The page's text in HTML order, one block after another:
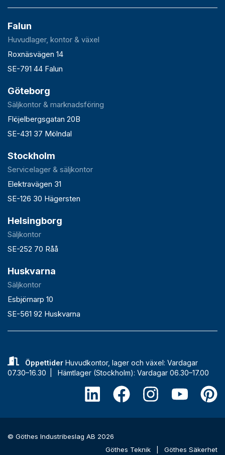
Falun
Huvudlager, kontor & växel
Roxnäsvägen 14
SE-791 44 Falun
Göteborg
Säljkontor & marknadsföring
Flöjelbergsgatan 20B
SE-431 37 Mölndal
Stockholm
Servicelager & säljkontor
Elektravägen 31
SE-126 30 Hägersten
Helsingborg
Säljkontor
SE-252 70 Råå
Huskvarna
Säljkontor
Esbjörnarp 10
SE-561 92 Huskvarna
ÖppettiderHuvudkontor, lager och växel: Vardagar
07.30–16.30 | Hämtlager (Stockholm): Vardagar 06.30–17.00
© Göthes Industribeslag AB 2026
Göthes Teknik
Göthes Säkerhet